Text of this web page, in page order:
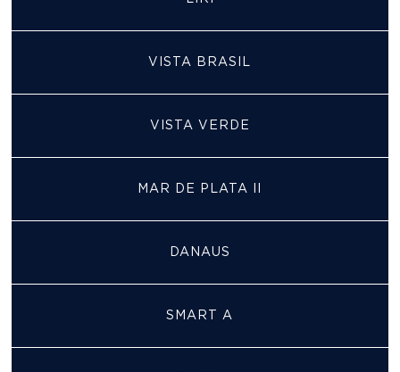
VISTA BRASIL
VISTA VERDE
MAR DE PLATA II
DANAUS
SMART A